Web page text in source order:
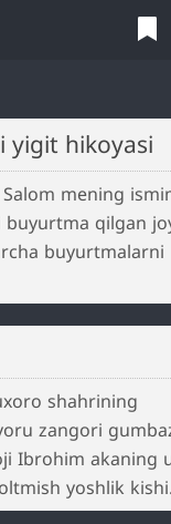
yigit hikoyasi
mening
buyurtma qilgan
buyurtmalarni
shahrining
zangori
Ibrohim akaning
yoshlik kishi.